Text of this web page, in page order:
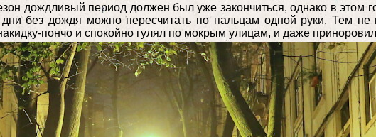
дождливый период должен был уже закончиться, однако в этом
без дождя можно пересчитать по пальцам одной руки. Тем
пончо и спокойно гулял по мокрым улицам, и даже